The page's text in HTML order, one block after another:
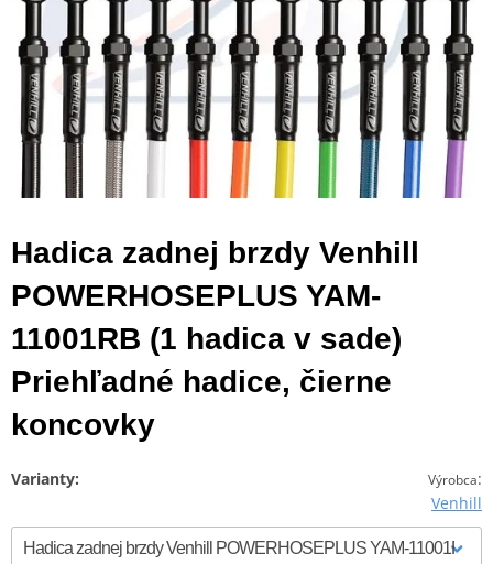
Hadica zadnej brzdy Venhill
POWERHOSEPLUS YAM-
11001RB (1 hadica v sade)
Priehľadné hadice, čierne
koncovky
Výrobca:
Venhill
Varianty: